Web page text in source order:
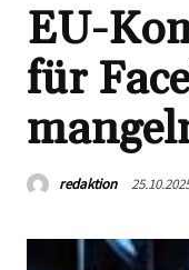
EU-
für
redaktion